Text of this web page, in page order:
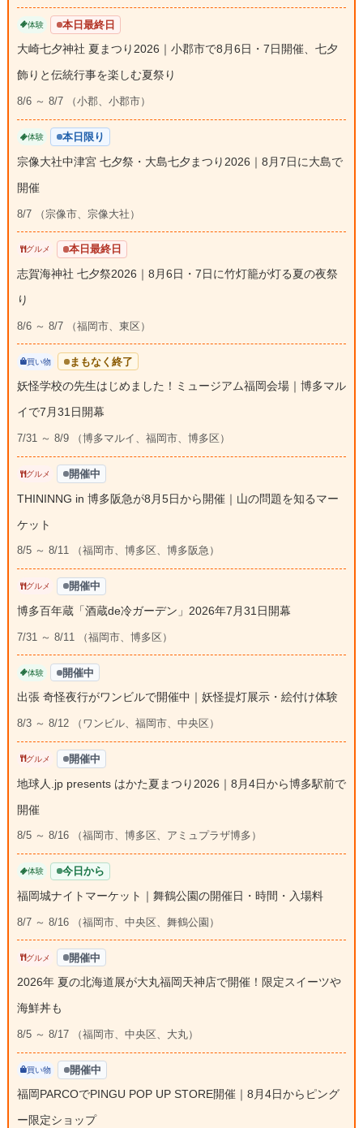
体験 本日最終日
大崎七夕神社 夏まつり2026｜小郡市で8月6日・7日開催、七夕
飾りと伝統行事を楽しむ夏祭り
8/6 ～ 8/7 （小郡、小郡市）
体験 本日限り
宗像大社中津宮 七夕祭・大島七夕まつり2026｜8月7日に大島で
開催
8/7 （宗像市、宗像大社）
グルメ 本日最終日
志賀海神社 七夕祭2026｜8月6日・7日に竹灯籠が灯る夏の夜祭
り
8/6 ～ 8/7 （福岡市、東区）
買い物 まもなく終了
妖怪学校の先生はじめました！ミュージアム福岡会場｜博多マル
イで7月31日開幕
7/31 ～ 8/9 （博多マルイ、福岡市、博多区）
グルメ 開催中
THININNG in 博多阪急が8月5日から開催｜山の問題を知るマー
ケット
8/5 ～ 8/11 （福岡市、博多区、博多阪急）
グルメ 開催中
博多百年蔵「酒蔵de冷ガーデン」2026年7月31日開幕
7/31 ～ 8/11 （福岡市、博多区）
体験 開催中
出張 奇怪夜行がワンビルで開催中｜妖怪提灯展示・絵付け体験
8/3 ～ 8/12 （ワンビル、福岡市、中央区）
グルメ 開催中
地球人.jp presents はかた夏まつり2026｜8月4日から博多駅前で
開催
8/5 ～ 8/16 （福岡市、博多区、アミュプラザ博多）
体験 今日から
福岡城ナイトマーケット｜舞鶴公園の開催日・時間・入場料
8/7 ～ 8/16 （福岡市、中央区、舞鶴公園）
グルメ 開催中
2026年 夏の北海道展が大丸福岡天神店で開催！限定スイーツや
海鮮丼も
8/5 ～ 8/17 （福岡市、中央区、大丸）
買い物 開催中
福岡PARCOでPINGU POP UP STORE開催｜8月4日からピング
ー限定ショップ